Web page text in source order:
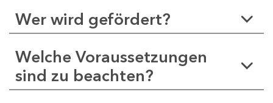
Wer wird gefördert?
Welche Voraussetzungen
sind zu beachten?